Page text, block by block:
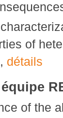
of
détails
of the